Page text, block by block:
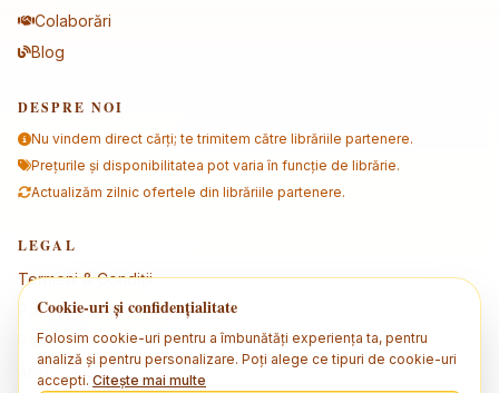
Colaborări
Blog
DESPRE NOI
Nu vindem direct cărți; te trimitem către librăriile partenere.
Prețurile și disponibilitatea pot varia în funcție de librărie.
Actualizăm zilnic ofertele din librăriile partenere.
LEGAL
Termeni & Condiții
Politica de confidențialitate
Politica de cookies
Cookie-uri și confidențialitate
Folosim cookie-uri pentru a îmbunătăți experiența ta, pentru
analiză și pentru personalizare. Poți alege ce tipuri de cookie-uri
accepti. Citește mai multe